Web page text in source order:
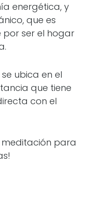
energética, y
que es
ser el hogar
ubica en el
que tiene
con el
para